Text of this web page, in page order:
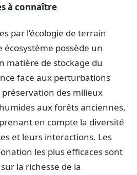
à connaître
par l’écologie de terrain
possède un
matière de stockage du
face aux perturbations
des milieux
aux forêts anciennes,
en compte la diversité
et leurs interactions. Les
les plus efficaces sont
la richesse de la